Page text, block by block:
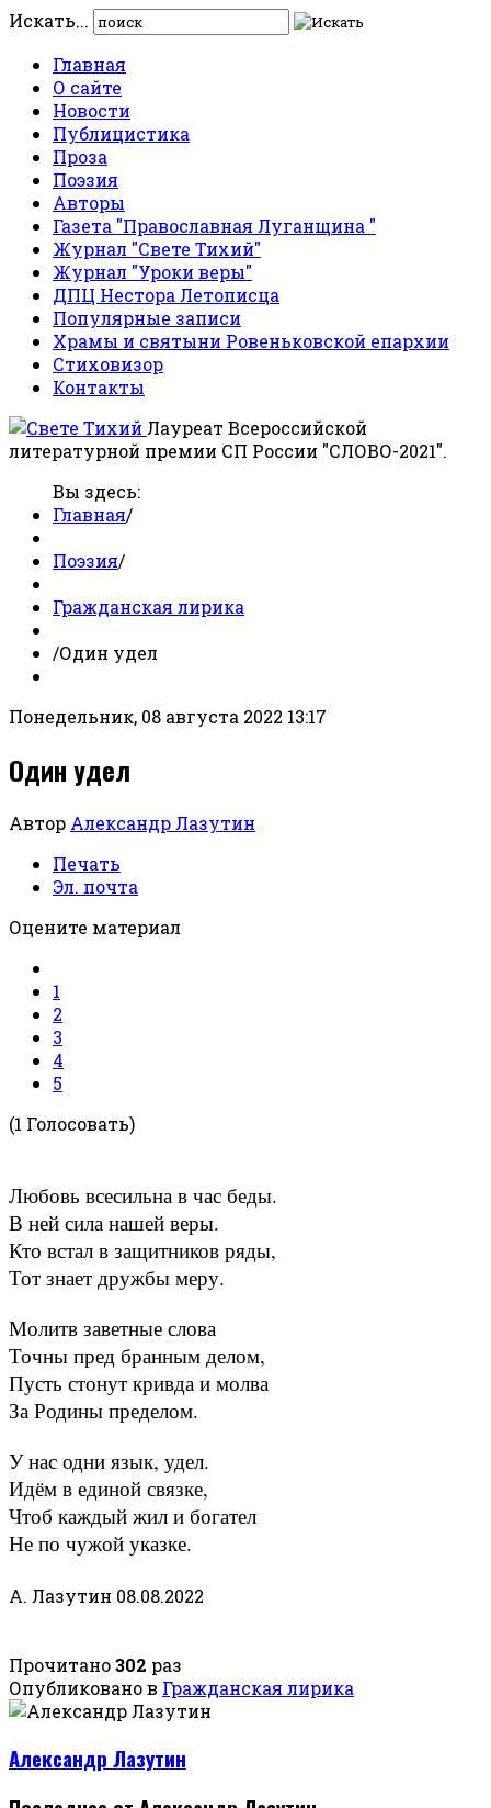
Искать...
Главная
О сайте
Новости
Публицистика
Проза
Поэзия
Авторы
Газета "Православная Луганщина "
Журнал "Свете Тихий"
Журнал "Уроки веры"
ДПЦ Нестора Летописца
Популярные записи
Храмы и святыни Ровеньковской епархии
Стиховизор
Контакты
Лауреат Всероссийской
литературной премии СП России "СЛОВО-2021".
Вы здесь:
Главная/
Поэзия/
Гражданская лирика
/Один удел
Понедельник, 08 августа 2022 13:17
Один удел
Автор Александр Лазутин
Печать
Эл. почта
Оцените материал
1
2
3
4
5
(1 Голосовать)
Любовь всесильна в час беды.
В ней сила нашей веры.
Кто встал в защитников ряды,
Тот знает дружбы меру.
Молитв заветные слова
Точны пред бранным делом,
Пусть стонут кривда и молва
За Родины пределом.
У нас одни язык, удел.
Идём в единой связке,
Чтоб каждый жил и богател
Не по чужой указке.
А. Лазутин 08.08.2022
Прочитано302 раз
Опубликовано в Гражданская лирика
Александр Лазутин